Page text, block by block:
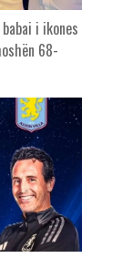
i ikones
68-